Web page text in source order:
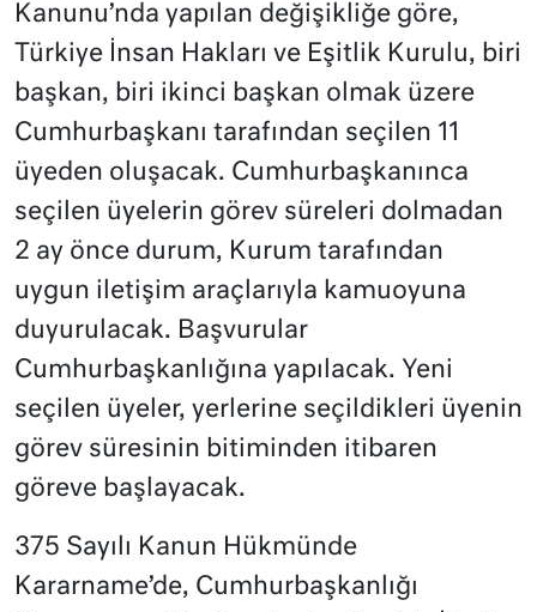
Kanunu’nda yapılan değişikliğe göre,
Türkiye İnsan Hakları ve Eşitlik Kurulu, biri
başkan, biri ikinci başkan olmak üzere
Cumhurbaşkanı tarafından seçilen 11
üyeden oluşacak. Cumhurbaşkanınca
seçilen üyelerin görev süreleri dolmadan
2 ay önce durum, Kurum tarafından
uygun iletişim araçlarıyla kamuoyuna
duyurulacak. Başvurular
Cumhurbaşkanlığına yapılacak. Yeni
seçilen üyeler, yerlerine seçildikleri üyenin
görev süresinin bitiminden itibaren
göreve başlayacak.
375 Sayılı Kanun Hükmünde
Kararname’de, Cumhurbaşkanlığı